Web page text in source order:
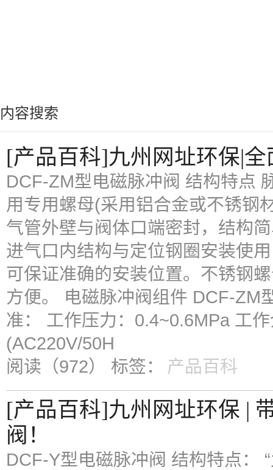
内容搜索
[产品百科]九州网址环保|
DCF-ZM型电磁脉冲阀 结构特点
用专用螺母(采用铝合金或不锈钢
气管外壁与阀体口端密封，结构
进气口内结构与定位钢圈安装使
可保证准确的安装位置。不锈钢
方便。 电磁脉冲阀组件 DCF-ZM
准： 工作压力：0.4~0.6MPa 工
(AC220V/50H
阅读（972） 标签： 产品百科
[产品百科]九州网址环保 |
阀！
DCF-Y型电磁脉冲阀 结构特点：